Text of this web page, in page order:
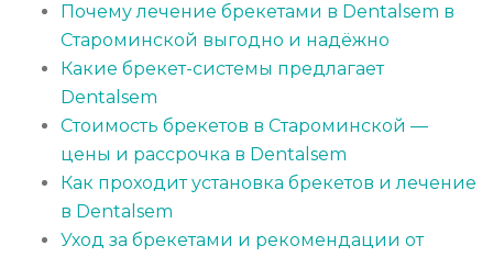
Почему лечение брекетами в Dentalsem в
Староминской выгодно и надёжно
Какие брекет-системы предлагает
Dentalsem
Стоимость брекетов в Староминской —
цены и рассрочка в Dentalsem
Как проходит установка брекетов и лечение
в Dentalsem
Уход за брекетами и рекомендации от